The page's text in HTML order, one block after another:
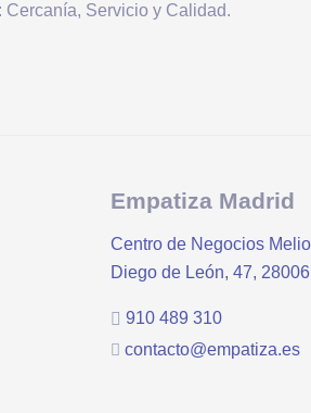
Cercanía, Servicio y Calidad.
Empatiza Madrid
Centro de Negocios
Diego de León, 47,
910 489 310
contacto@empatiza.es